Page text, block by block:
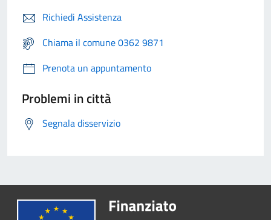
Richiedi Assistenza
Chiama il comune 0362 9871
Prenota un appuntamento
Problemi in città
Segnala disservizio